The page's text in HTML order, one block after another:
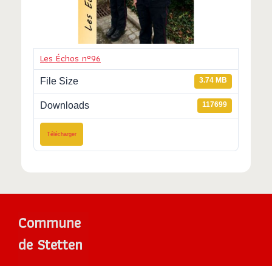
Les Échos n°96
File Size 3.74 MB
Downloads 117699
Télécharger
Commune
de Stetten